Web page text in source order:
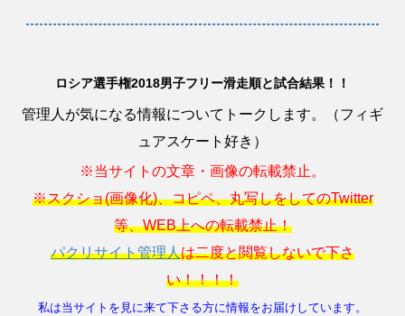
ロシア選手権2018男子フリー滑走順と試合結果！！
管理人が気になる情報についてトークします。（フィギ
ュアスケート好き）
※当サイトの文章・画像の転載禁止。
※スクショ(画像化)、コピペ、丸写しをしてのTwitter
等、WEB上への転載禁止！
パクリサイト管理人は二度と閲覧しないで下さ
い！！！！
私は当サイトを見に来て下さる方に情報をお届けしています。